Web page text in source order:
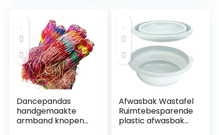
Dancepandas
handgemaakte
armband knopen
Afwasbak Wastafel
Ruimtebesparende
plastic afwasbak